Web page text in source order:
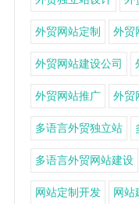
外贸网站定制 外贸
外贸网站建设公司
外贸网站推广 外贸
多语言外贸独立站
多语言外贸网站建设
网站定制开发 网站